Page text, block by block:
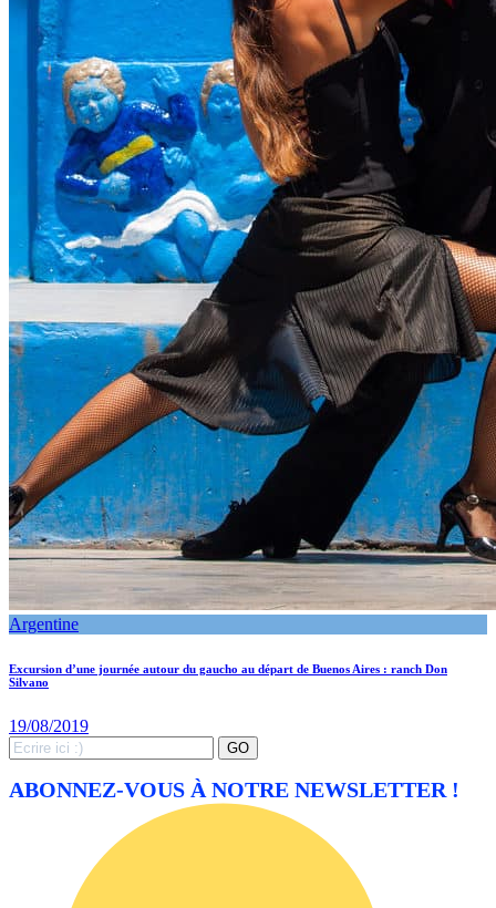
Argentine
Excursion d’une journée autour du gaucho au départ de Buenos Aires : ranch Don
Silvano
19/08/2019
Search
for:
GO
ABONNEZ-VOUS À NOTRE NEWSLETTER !